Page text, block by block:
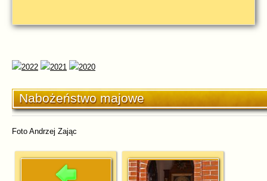
Nabożeństwo majowe
Foto Andrzej Zając